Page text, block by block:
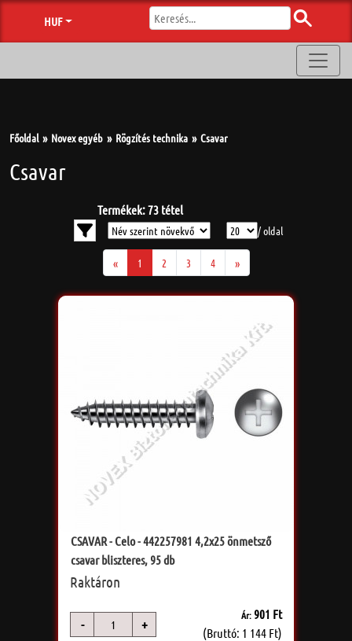
HUF
Főoldal Novex egyéb Rögzítés technika Csavar
Csavar
Termékek: 73 tétel
/ oldal
« 1 2 3 4 »
CSAVAR - Celo - 442257981 4,2x25 önmetsző
csavar bliszteres, 95 db
Raktáron
- +
Ár: 901 Ft
(Bruttó: 1 144 Ft)